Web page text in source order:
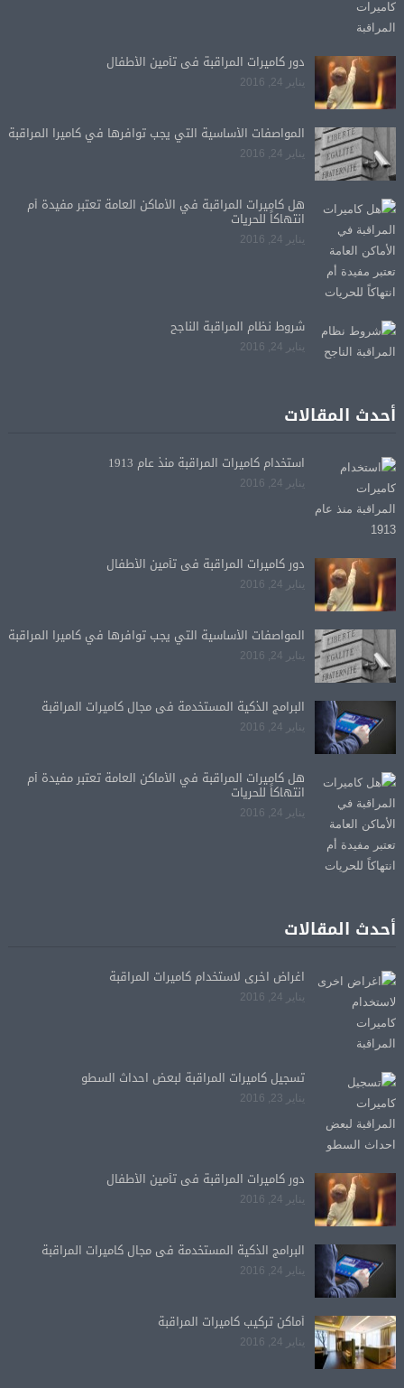
دور كاميرات المراقبة فى تأمين الأطفال
يناير 24, 2016
المواصفات الأساسية التي يجب توافرها في كاميرا المراقبة
يناير 24, 2016
هل كاميرات المراقبة في الأماكن العامة تعتبر مفيدة أم
انتهاكاً للحريات
يناير 24, 2016
شروط نظام المراقبة الناجح
يناير 24, 2016
أحدث المقالات
استخدام كاميرات المراقبة منذ عام 1913
يناير 24, 2016
دور كاميرات المراقبة فى تأمين الأطفال
يناير 24, 2016
المواصفات الأساسية التي يجب توافرها في كاميرا المراقبة
يناير 24, 2016
البرامج الذكية المستخدمة فى مجال كاميرات المراقبة
يناير 24, 2016
هل كاميرات المراقبة في الأماكن العامة تعتبر مفيدة أم
انتهاكاً للحريات
يناير 24, 2016
أحدث المقالات
اغراض اخرى لاستخدام كاميرات المراقبة
يناير 24, 2016
تسجيل كاميرات المراقبة لبعض احداث السطو
يناير 23, 2016
دور كاميرات المراقبة فى تأمين الأطفال
يناير 24, 2016
البرامج الذكية المستخدمة فى مجال كاميرات المراقبة
يناير 24, 2016
أماكن تركيب كاميرات المراقبة
يناير 24, 2016